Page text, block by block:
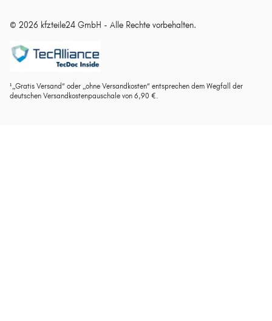
© 2026 kfzteile24 GmbH - Alle Rechte vorbehalten.
¹„Gratis Versand“ oder „ohne Versandkosten“ entsprechen dem Wegfall der
deutschen Versandkostenpauschale von 6,90 €.